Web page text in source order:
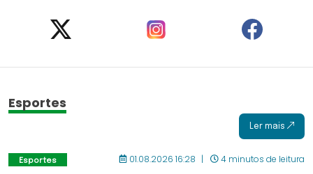
Esportes
Ler mais
Esportes 01.08.2026 16:28 4 minutos de leitura